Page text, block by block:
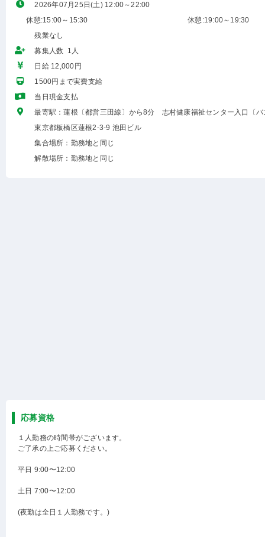
2026年07月25日(土) 12:00～22:00
休憩:15:00～15:30
休憩:19:00～19:30
残業なし
募集人数 1人
日給 12,000円
1500円まで実費支給
当日現金支払
最寄駅：蓮根〔都営三田線〕から8分 志村健康福祉センター入口〔バ
東京都板橋区蓮根2-3-9 池田ビル
集合場所：勤務地と同じ
解散場所：勤務地と同じ
応募資格
１人勤務の時間帯がございます。
ご了承の上ご応募ください。
平日 9:00〜12:00
土日 7:00〜12:00
(夜勤は全日１人勤務です。)